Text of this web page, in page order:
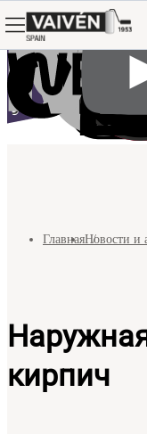
ГлавнаяНовости и
кирпич